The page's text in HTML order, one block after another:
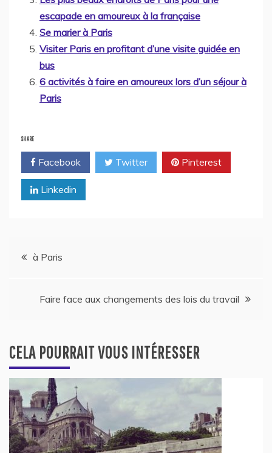
escapade en amoureux à la française
Se marier à Paris
Visiter Paris en profitant d’une visite guidée en
bus
6 activités à faire en amoureux lors d’un séjour à
Paris
SHARE
Facebook Twitter Pinterest
Linkedin
Navigation
à Paris
Faire face aux changements des lois du travail
CELA POURRAIT VOUS INTÉRESSER